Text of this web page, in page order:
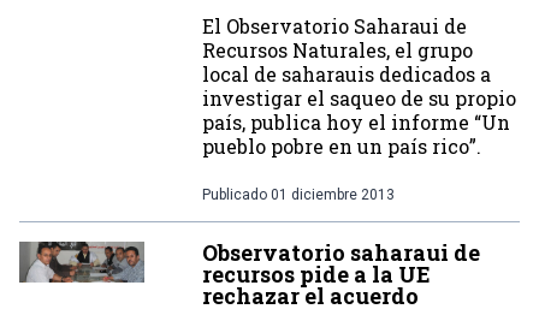
El Observatorio Saharaui de
Recursos Naturales, el grupo
local de saharauis dedicados a
investigar el saqueo de su propio
país, publica hoy el informe “Un
pueblo pobre en un país rico”.
Publicado 01 diciembre 2013
Observatorio saharaui de
recursos pide a la UE
rechazar el acuerdo